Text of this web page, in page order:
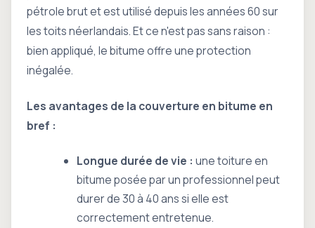
pétrole brut et est utilisé depuis les années 60 sur
les toits néerlandais. Et ce n'est pas sans raison :
bien appliqué, le bitume offre une protection
inégalée.
Les avantages de la couverture en bitume en
bref :
Longue durée de vie : une toiture en
bitume posée par un professionnel peut
durer de 30 à 40 ans si elle est
correctement entretenue.